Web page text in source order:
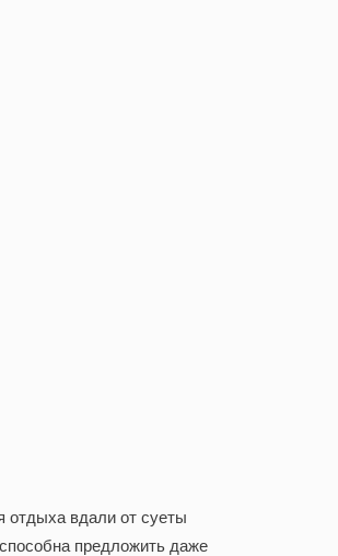
отдыха вдали от суеты
предложить даже